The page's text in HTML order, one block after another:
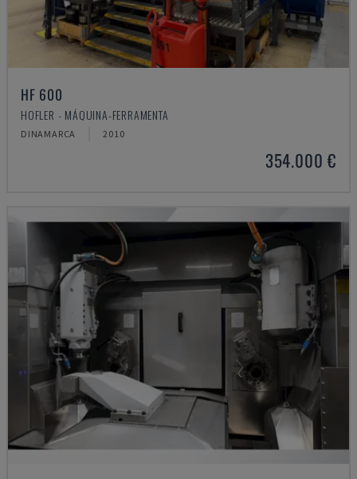
HF 600
HOFLER - MÁQUINA-FERRAMENTA
DINAMARCA 2010
354.000 €